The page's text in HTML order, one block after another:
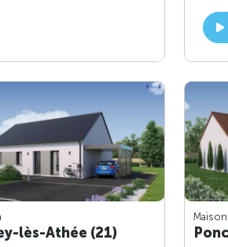
lès-Athée (21)
Maison